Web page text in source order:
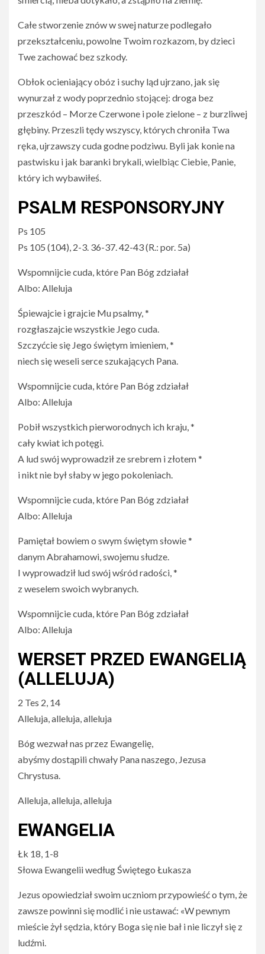
Całe stworzenie znów w swej naturze podlegało
przekształceniu, powolne Twoim rozkazom, by dzieci
Twe zachować bez szkody.
Obłok ocieniający obóz i suchy ląd ujrzano, jak się
wynurzał z wody poprzednio stojącej: droga bez
przeszkód – Morze Czerwone i pole zielone – z burzliwej
głębiny. Przeszli tędy wszyscy, których chroniła Twa
ręka, ujrzawszy cuda godne podziwu. Byli jak konie na
pastwisku i jak baranki brykali, wielbiąc Ciebie, Panie,
który ich wybawiłeś.
PSALM RESPONSORYJNY
Ps 105
Ps 105 (104), 2-3. 36-37. 42-43 (R.: por. 5a)
Wspomnijcie cuda, które Pan Bóg zdziałał
Albo: Alleluja
Śpiewajcie i grajcie Mu psalmy, *
rozgłaszajcie wszystkie Jego cuda.
Szczyćcie się Jego świętym imieniem, *
niech się weseli serce szukających Pana.
Wspomnijcie cuda, które Pan Bóg zdziałał
Albo: Alleluja
Pobił wszystkich pierworodnych ich kraju, *
cały kwiat ich potęgi.
A lud swój wyprowadził ze srebrem i złotem *
i nikt nie był słaby w jego pokoleniach.
Wspomnijcie cuda, które Pan Bóg zdziałał
Albo: Alleluja
Pamiętał bowiem o swym świętym słowie *
danym Abrahamowi, swojemu słudze.
I wyprowadził lud swój wśród radości, *
z weselem swoich wybranych.
Wspomnijcie cuda, które Pan Bóg zdziałał
Albo: Alleluja
WERSET PRZED EWANGELIĄ
(ALLELUJA)
2 Tes 2, 14
Alleluja, alleluja, alleluja
Bóg wezwał nas przez Ewangelię,
abyśmy dostąpili chwały Pana naszego, Jezusa
Chrystusa.
Alleluja, alleluja, alleluja
EWANGELIA
Łk 18, 1-8
Słowa Ewangelii według Świętego Łukasza
Jezus opowiedział swoim uczniom przypowieść o tym, że
zawsze powinni się modlić i nie ustawać: «W pewnym
mieście żył sędzia, który Boga się nie bał i nie liczył się z
ludźmi.